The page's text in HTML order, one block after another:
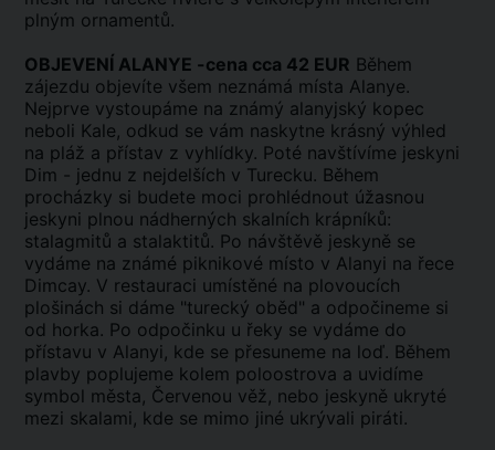
plným ornamentů.
OBJEVENÍ ALANYE -cena cca 42 EUR Během
zájezdu objevíte všem neznámá místa Alanye.
Nejprve vystoupáme na známý alanyjský kopec
neboli Kale, odkud se vám naskytne krásný výhled
na pláž a přístav z vyhlídky. Poté navštívíme jeskyni
Dim - jednu z nejdelších v Turecku. Během
procházky si budete moci prohlédnout úžasnou
jeskyni plnou nádherných skalních krápníků:
stalagmitů a stalaktitů. Po návštěvě jeskyně se
vydáme na známé piknikové místo v Alanyi na řece
Dimcay. V restauraci umístěné na plovoucích
plošinách si dáme "turecký oběd" a odpočineme si
od horka. Po odpočinku u řeky se vydáme do
přístavu v Alanyi, kde se přesuneme na loď. Během
plavby poplujeme kolem poloostrova a uvidíme
symbol města, Červenou věž, nebo jeskyně ukryté
mezi skalami, kde se mimo jiné ukrývali piráti.